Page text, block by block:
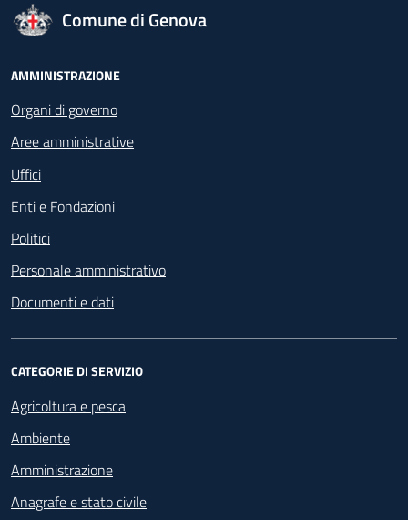
logo Unione Europea
Comune di Genova
Footer - Navigazione
AMMINISTRAZIONE
Organi di governo
Aree amministrative
Uffici
Enti e Fondazioni
Politici
Personale amministrativo
Documenti e dati
CATEGORIE DI SERVIZIO
Agricoltura e pesca
Ambiente
Amministrazione
Anagrafe e stato civile